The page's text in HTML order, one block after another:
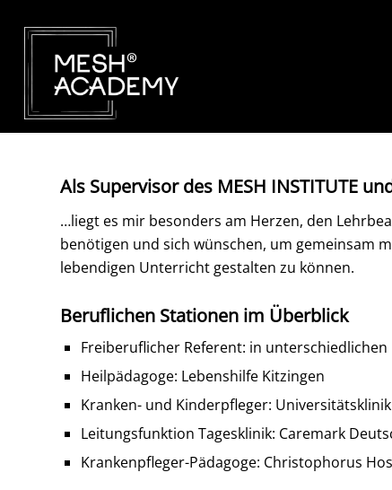
Als Supervisor des MESH INSTITUTE
…liegt es mir besonders am Herzen, den
benötigen und sich wünschen, um gemeinsam
lebendigen Unterricht gestalten zu können.
Beruflichen Stationen im Überblick
Freiberuflicher Referent: in
Heilpädagoge: Lebenshilfe Kitzingen
Kranken- und Kinderpfleger:
Leitungsfunktion Tagesklinik: Caremark
Krankenpfleger-Pädagoge: Christophorus